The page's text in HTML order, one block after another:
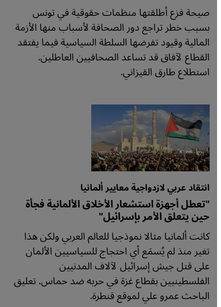
صيحة فزع أطلقتها منظمات حقوقية في تونس
بسبب خطر تراجع دور الصحافة لأسباب منها الأزمة
المالية وقيود تفرضها السلطة السياسية فيما يفتقد
القطاع لآفاق قد تساعد الصحافيين العاطلين.
استطلاع طارق القيزاني.
انتقاد عربي لازدواجية معايير ألمانيا
"تعطل أجهزة استشعار الأخلاق الألمانية فجأة
حين يتعلق الأمر بإسرائيل"
كانت ألمانيا مثالا نموذجيا للعالم العربي ولكن هذا
تغير منذ لم يُسمَع أي احتجاج للسياسيين الألمان
على قتل جيش إسرائيل لآلاف المدنيين
الفلسطينيين بقطاع غزة في حربه ضد حماس. تعليق
الباحث عمرو علي لموقع قنطرة.